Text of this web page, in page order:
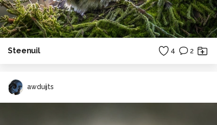
Steenuil 4 2
awduijts